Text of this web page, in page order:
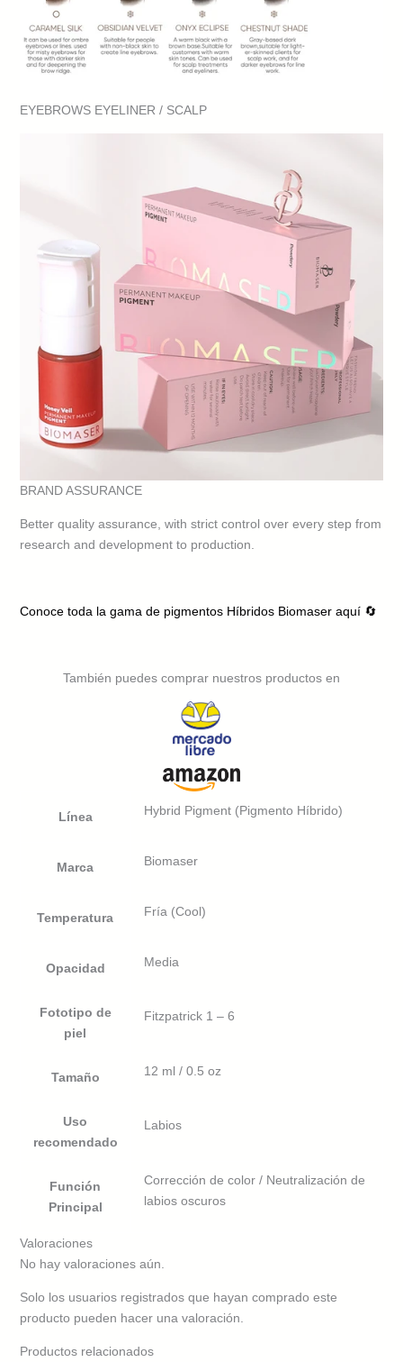
EYEBROWS EYELINER / SCALP
BRAND ASSURANCE
Better quality assurance, with strict control over every step from
research and development to production.
Conoce toda la gama de pigmentos Híbridos Biomaser aquí 🔄
También puedes comprar nuestros productos en
Línea Hybrid Pigment (Pigmento Híbrido)
Marca Biomaser
Temperatura Fría (Cool)
Opacidad Media
Fototipo de
piel
Fitzpatrick 1 – 6
Tamaño 12 ml / 0.5 oz
Uso
recomendado
Labios
Función
Principal
Corrección de color / Neutralización de
labios oscuros
Valoraciones
No hay valoraciones aún.
Solo los usuarios registrados que hayan comprado este
producto pueden hacer una valoración.
Productos relacionados